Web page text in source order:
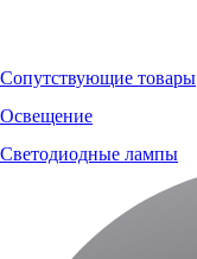
Сопутствующие товары
Освещение
Светодиодные лампы